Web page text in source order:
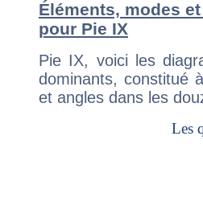
Éléments, modes
pour Pie IX
Pie IX, voici les
dominants, constitué
et angles dans les